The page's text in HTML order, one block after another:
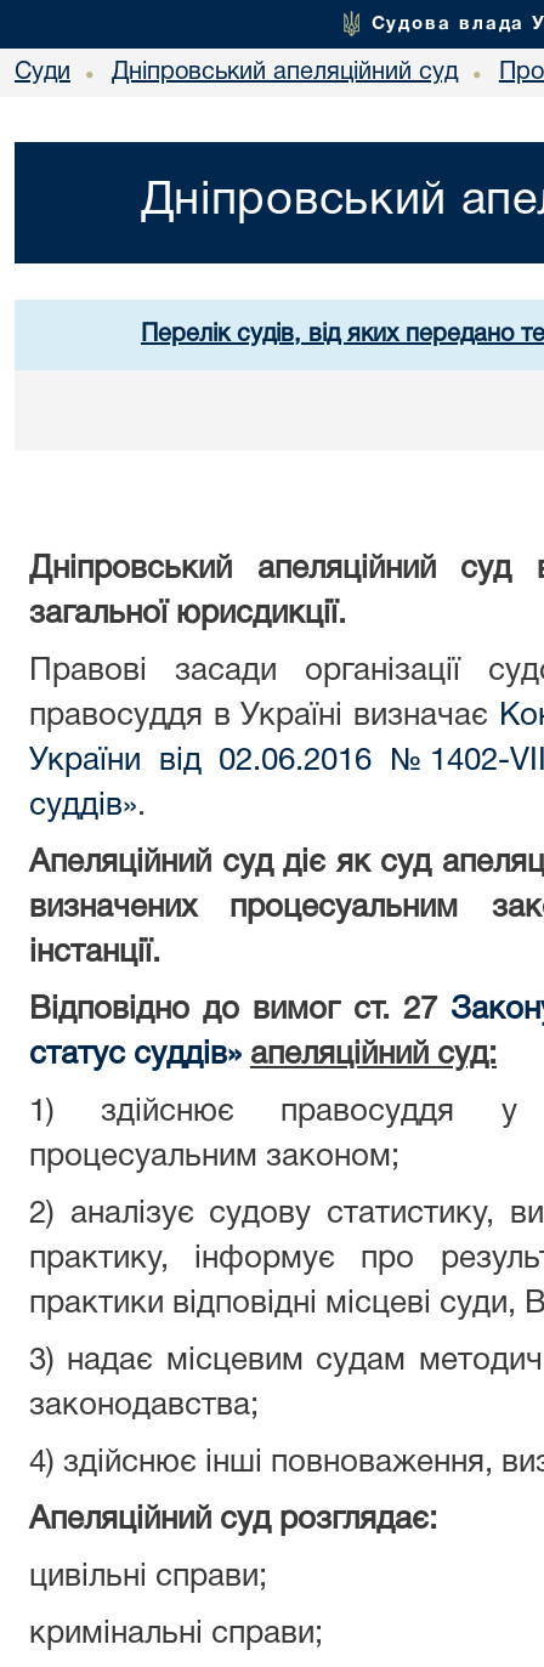
Судова влада
Суди • Дніпровський апеляційний суд •
Дніпровський
Перелік судів, від яких передано
Дніпровський апеляційний суд
загальної юрисдикції.
Правові засади організації
правосуддя в Україні визначає
України від 02.06.2016 №1402-
суддів».
Апеляційний суд діє як суд
визначених процесуальним
інстанції.
Відповідно до вимог ст. 27
статус суддів» апеляційний суд:
1) здійснює правосуддя у
процесуальним законом;
2) аналізує судову статистику,
практику, інформує про
практики відповідні місцеві
3) надає місцевим судам
законодавства;
4) здійснює інші повноваження,
Апеляційний суд розглядає:
цивільні справи;
кримінальні справи;